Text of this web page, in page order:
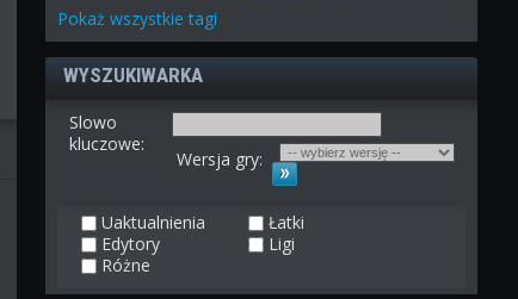
Pokażwszystkie tagi
WYSZUKIWARKA
Slowo
kluczowe:
Wersja gry:
Uaktualnienia
Łatki
Edytory
Ligi
Różne